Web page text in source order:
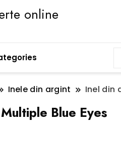
online
Inele din argint Inel din
Blue Eyes